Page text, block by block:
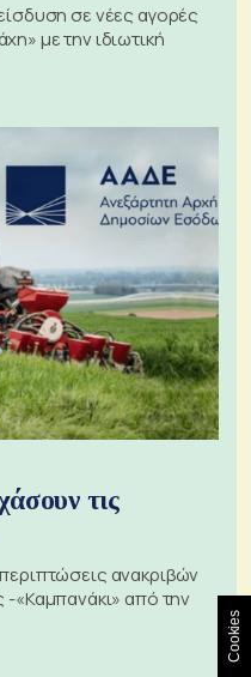
σε νέες αγορές
με την ιδιωτική
τις
ανακριβών
από την
Cookies